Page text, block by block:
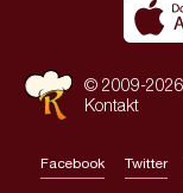
© 2009-2026
Kontakt
Facebook Twitter